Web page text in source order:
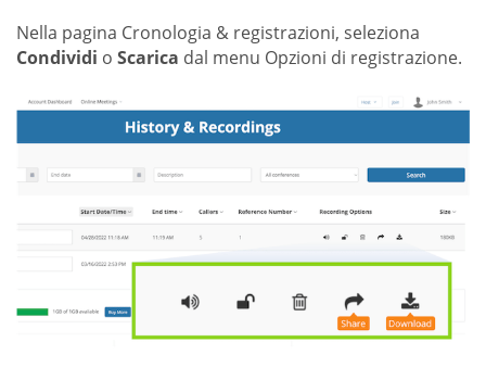
Nella pagina Cronologia & registrazioni, seleziona
Condividi o Scarica dal menu Opzioni di registrazione.